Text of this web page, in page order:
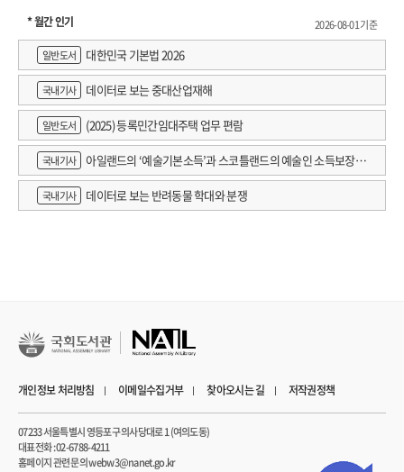
* 월간 인기
2026-08-01 기준
일반도서
대한민국 기본법 2026
국내기사 데이터로 보는 중대산업재해
일반도서 (2025) 등록민간임대주택 업무 편람
국내기사
아일랜드의 ‘예술기본소득’과 스코틀랜드의 예술인 소득보장정
책 논의
국내기사 데이터로 보는 반려동물 학대와 분쟁
개인정보 처리방침 이메일수집거부 찾아오시는 길 저작권정책
07233 서울특별시 영등포구 의사당대로 1 (여의도동)
대표전화 : 02-6788-4211
홈페이지 관련 문의 webw3@nanet.go.kr